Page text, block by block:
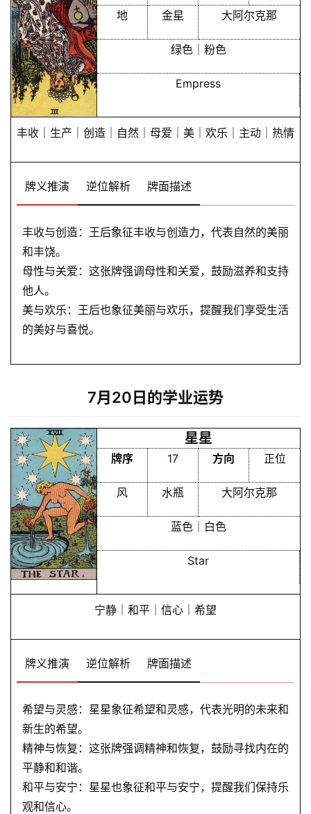
首
地 金星 大阿尔克那
绿色｜粉色
Empress
丰收｜生产｜创造｜自然｜母爱｜美｜欢乐｜主动｜热情
牌义推演 逆位解析 牌面描述
丰收与创造：王后象征丰收与创造力，代表自然的美丽
和丰饶。
母性与关爱：这张牌强调母性和关爱，鼓励滋养和支持
他人。
美与欢乐：王后也象征美丽与欢乐，提醒我们享受生活
的美好与喜悦。
7月20日的学业运势
星星
牌序 17 方向 正位
风 水瓶 大阿尔克那
蓝色｜白色
Star
宁静｜和平｜信心｜希望
牌义推演 逆位解析 牌面描述
希望与灵感：星星象征希望和灵感，代表光明的未来和
新生的希望。
精神与恢复：这张牌强调精神和恢复，鼓励寻找内在的
平静和和谐。
和平与安宁：星星也象征和平与安宁，提醒我们保持乐
观和信心。